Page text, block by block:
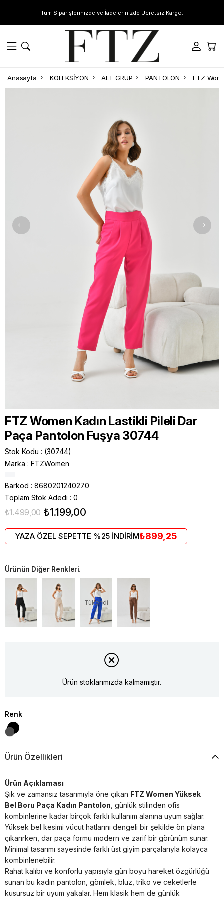
Tüm Siparişlerinizde ve İadelerinizde Ücretsiz Kargo.
Anasayfa KOLEKSİYON ALT GRUP PANTOLON
FTZ Women Kadın Lastikli Pileli Dar
Paça Pantolon Fuşya 30744
Stok Kodu
(30744)
Marka : FTZWomen
Barkod : 8680201240270
Toplam Stok Adedi : 0
₺1.499,00 ₺1.199,00
YAZA ÖZEL SEPETTE %25 İNDİRİM₺899,25
Ürünün Diğer Renkleri.
Tükendi
Ürün stoklarımızda kalmamıştır.
Renk
Ürün Özellikleri
Ürün Açıklaması
Şık ve zamansız tasarımıyla öne çıkan FTZ Women Yüksek
Bel Boru Paça Kadın Pantolon , günlük stilinden ofis
kombinlerine kadar birçok farklı kullanım alanına uyum sağlar.
Yüksek bel kesimi vücut hatlarını dengeli bir şekilde ön plana
çıkarırken, dar paça formu modern ve zarif bir görünüm sunar.
Minimal tasarımı sayesinde farklı üst giyim parçalarıyla kolayca
kombinlenebilir.
Rahat kalıbı ve konforlu yapısıyla gün boyu hareket özgürlüğü
sunan bu kadın pantolon, gömlek, bluz, triko ve ceketlerle
kusursuz bir uyum yakalar. Hem klasik hem de günlük